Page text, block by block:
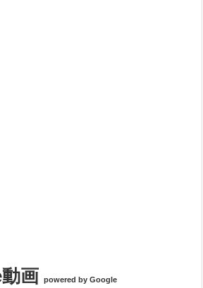
画 powered by Google